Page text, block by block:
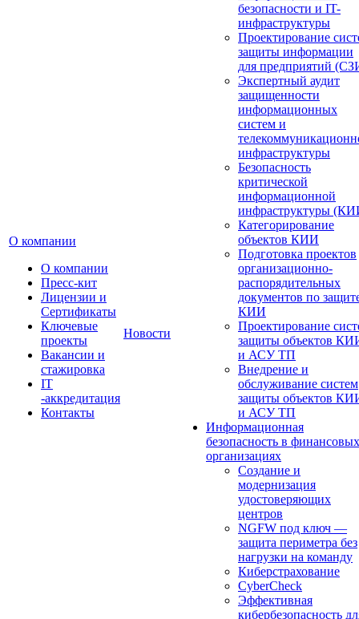
О компании
О компании
Пресс-кит
Лицензии и
Сертификаты
Ключевые
проекты
Вакансии и
стажировка
IT
-аккредитация
Контакты
Новости
безопасности и IT-
инфраструктуры
Проектирование
защиты информации
для предприятий
Экспертный аудит
защищенности
информационных
систем и
инфраструктуры
Безопасность
критической
информационной
инфраструктуры
Категорирование
объектов КИИ
Подготовка проектов
организационно-
распорядительных
документов по
КИИ
Проектирование
защиты объектов
и АСУ ТП
Внедрение и
обслуживание систем
защиты объектов
и АСУ ТП
Информационная
безопасность в финансовых
организациях
Создание и
модернизация
удостоверяющих
центров
NGFW под ключ —
защита периметра без
нагрузки на команду
Киберстрахование
CyberCheck
Эффективная
кибербезопасность